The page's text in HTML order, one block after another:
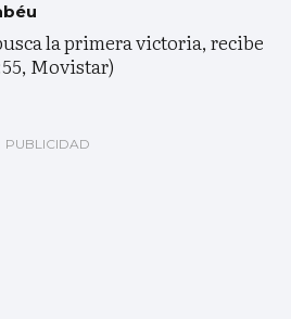
la primera victoria, recibe
Movistar)